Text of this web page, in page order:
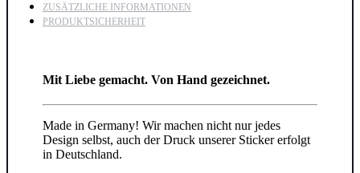
ZUSÄTZLICHE INFORMATIONEN
PRODUKTSICHERHEIT
Mit Liebe gemacht. Von Hand gezeichnet.
Made in Germany! Wir machen nicht nur jedes
Design selbst, auch der Druck unserer Sticker erfolgt
in Deutschland.